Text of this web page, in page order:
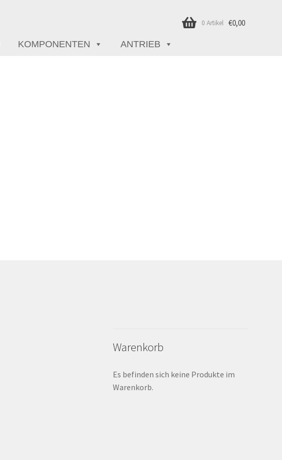
€0,00
0 Artikel
KOMPONENTEN ANTRIEB
Warenkorb
Es befinden sich keine Produkte im
Warenkorb.